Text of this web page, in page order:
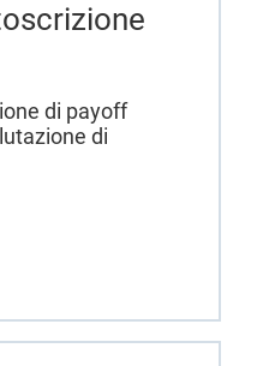
di payoff
di